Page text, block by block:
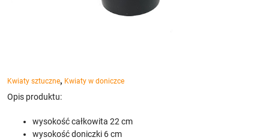
Kwiaty sztuczne, Kwiaty w doniczce
Opis produktu:
wysokość całkowita 22 cm
wysokość doniczki 6 cm